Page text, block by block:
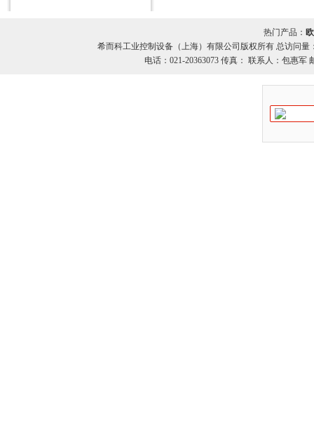
热门产品：
希而科工业控制设备（上海）有限公司版权所有 总访问量
电话：021-20363073 传真： 联系人：包惠军